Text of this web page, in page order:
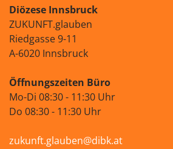
Diözese Innsbruck
ZUKUNFT.glauben
Riedgasse 9-11
A-6020 Innsbruck
Öffnungszeiten Büro
Mo-Di 08:30 - 11:30 Uhr
Do 08:30 - 11:30 Uhr
zukunft.glauben@dibk.at